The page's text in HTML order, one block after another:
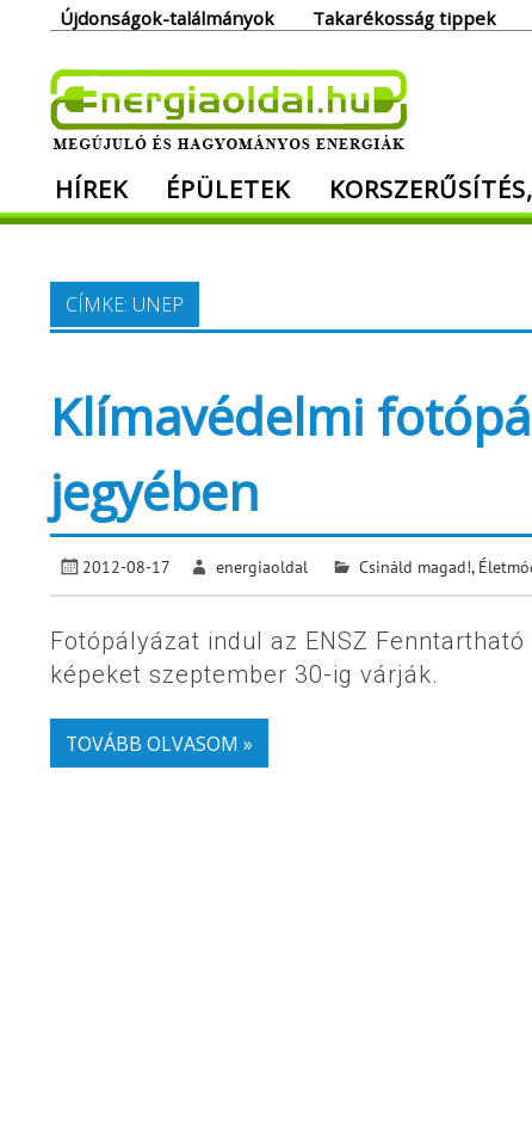
Újdonságok-találmányok Takarékosság tippek
Megújuló és hagyományos energiák.
HÍREK ÉPÜLETEK
CÍMKE: UNEP
Klímavédelmi
jegyében
2012-08-17 energiaoldal Csináld magad!,
Fotópályázat indul az ENSZ
képeket szeptember 30-ig várják.
TOVÁBB OLVASOM »